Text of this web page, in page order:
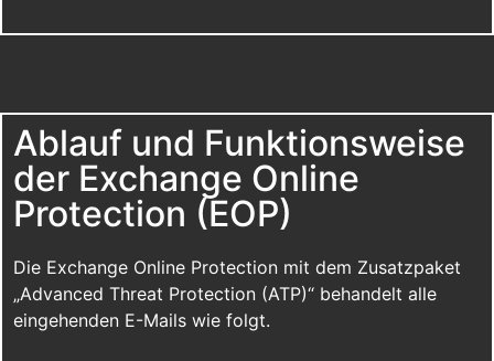
Ablauf und Funktionsweise
der Exchange Online
Protection (EOP)
Die Exchange Online Protection mit dem Zusatzpaket
„Advanced Threat Protection (ATP)“ behandelt alle
eingehenden E-Mails wie folgt.